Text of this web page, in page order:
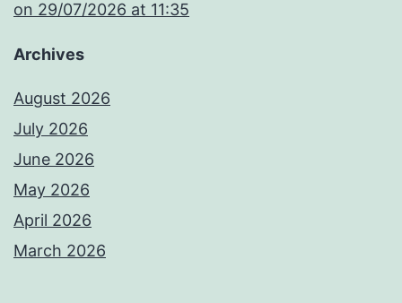
​on 29/07/2026 at 11:35
Archives
August 2026
July 2026
June 2026
May 2026
April 2026
March 2026